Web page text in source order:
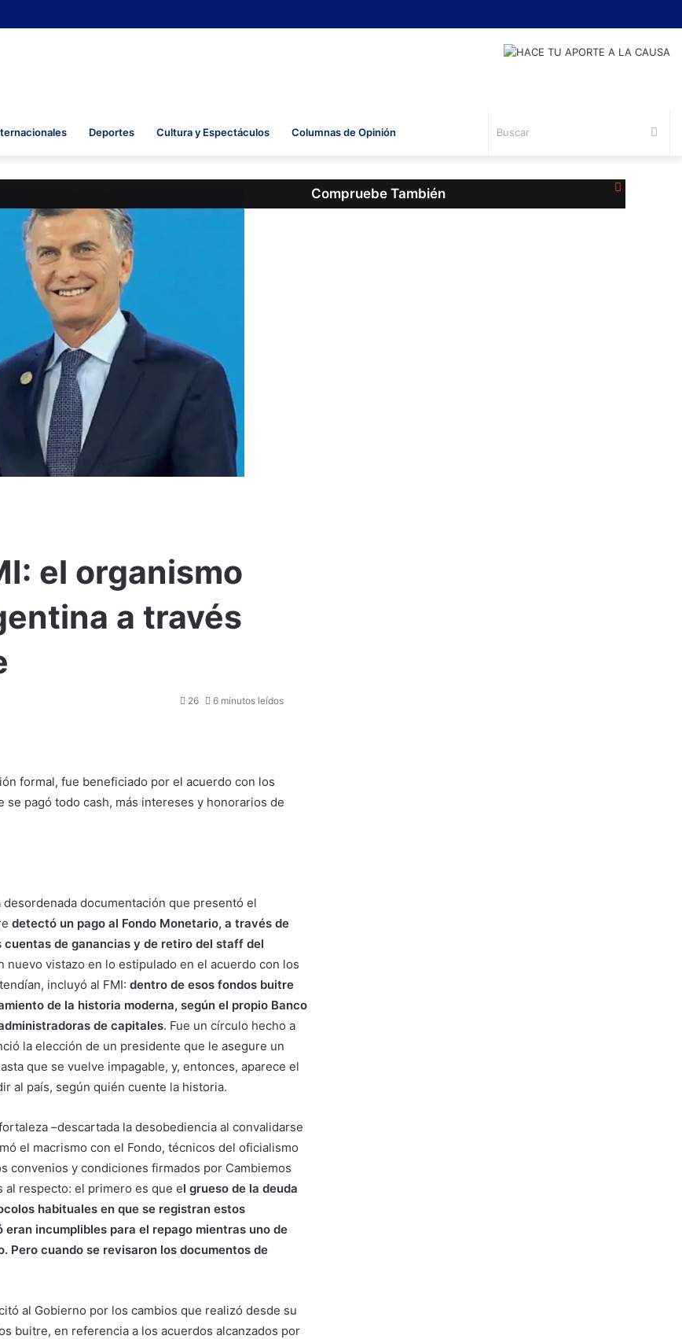
Deportes Cultura y Espectáculos Columnas de Opinión
el organismo
a través
26 6 minutos leídos
formal, fue beneficiado por el acuerdo con los
pagó todo cash, más intereses y honorarios de
documentación que presentó el
detectó un pago al Fondo Monetario, a través de
de ganancias y de retiro del staff del
nuevo vistazo en lo estipulado en el acuerdo con los
incluyó al FMI: dentro de esos fondos buitre
de la historia moderna, según el propio Banco
de capitales. Fue un círculo hecho a
la elección de un presidente que le asegure un
que se vuelve impagable, y, entonces, aparece el
al país, según quién cuente la historia.
–descartada la desobediencia al convalidarse
el macrismo con el Fondo, técnicos del oficialismo
convenios y condiciones firmados por Cambiemos
al respecto: el primero es que el grueso de la deuda
habituales en que se registran estos
incumplibles para el repago mientras uno de
Pero cuando se revisaron los documentos de
al Gobierno por los cambios que realizó desde su
buitre, en referencia a los acuerdos alcanzados por
Compruebe También Cerrar